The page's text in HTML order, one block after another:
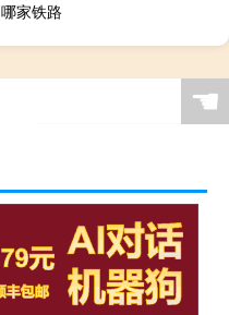
哪家铁路
☚